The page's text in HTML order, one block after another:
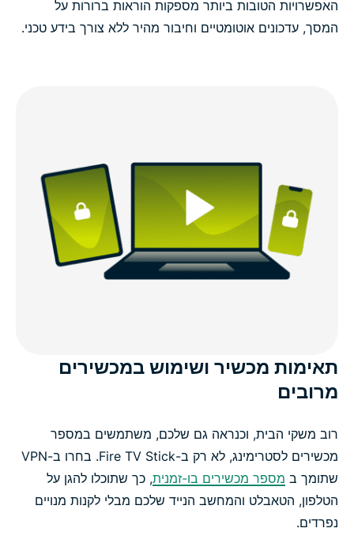
האפשרויות הטובות ביותר מספקות הוראות ברורות על
המסך, עדכונים אוטומטיים וחיבור מהיר ללא צורך בידע טכני.
תאימות מכשיר ושימוש במכשירים
מרובים
רוב משקי הבית, וכנראה גם שלכם, משתמשים במספר
מכשירים לסטרימינג, לא רק ב-Fire TV Stick. בחרו ב-VPN
שתומך ב מספר מכשירים בו-זמנית, כך שתוכלו להגן על
הטלפון, הטאבלט והמחשב הנייד שלכם מבלי לקנות מנויים
נפרדים.